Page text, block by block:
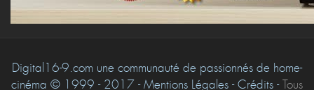
Digital16-9.com une communauté de passionnés de home-
cinéma © 1999 - 2017 - Mentions Légales - Crédits - Tous